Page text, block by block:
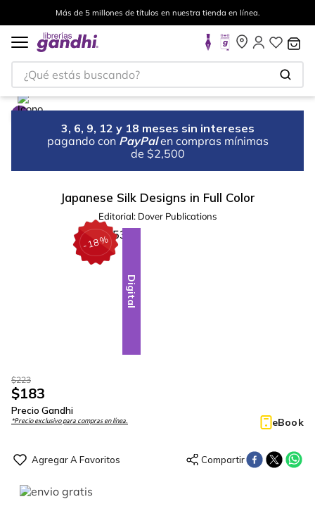
Más de 5 millones de títulos en nuestra tienda en línea.
¿Qué estás buscando?
3, 6, 9, 12 y 18 meses sin intereses
pagando con PayPal en compras mínimas
de $2,500
Japanese Silk Designs in Full Color
Editorial: Dover Publications
-18%
Digital
$223
$183
Precio Gandhi
*Precio exclusivo para compras en línea. eBook